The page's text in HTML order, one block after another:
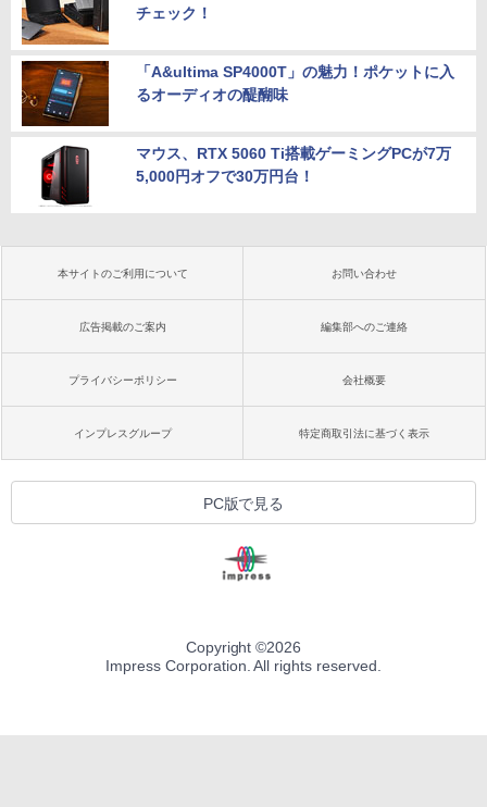
チェック！
「A&ultima SP4000T」の魅力！ポケットに入
るオーディオの醍醐味
マウス、RTX 5060 Ti搭載ゲーミングPCが7万
5,000円オフで30万円台！
本サイトのご利用について お問い合わせ
広告掲載のご案内 編集部へのご連絡
プライバシーポリシー 会社概要
インプレスグループ 特定商取引法に基づく表示
PC版で見る
Copyright ©2026
Impress Corporation. All rights reserved.